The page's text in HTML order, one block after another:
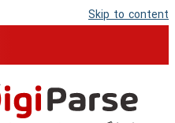
Skip to content